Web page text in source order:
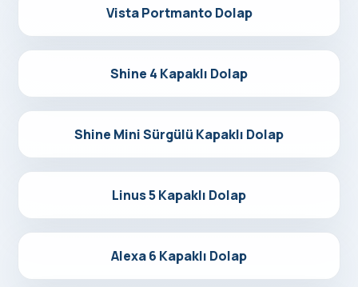
Detayları Gör
Vista Portmanto Dolap
Detayları Gör
Shine 4 Kapaklı Dolap
Detayları Gör
Shine Mini Sürgülü Kapaklı Dolap
Detayları Gör
Linus 5 Kapaklı Dolap
Detayları Gör
Alexa 6 Kapaklı Dolap